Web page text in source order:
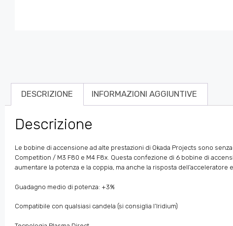
DESCRIZIONE INFORMAZIONI AGGIUNTIVE
Descrizione
Le bobine di accensione ad alte prestazioni di Okada Projects sono
Competition / M3 F80 e M4 F8x. Questa confezione di 6 bobine di
aumentare la potenza e la coppia, ma anche la risposta
Guadagno medio di potenza: +3%
Compatibile con qualsiasi candela (si consiglia l’Iridium)